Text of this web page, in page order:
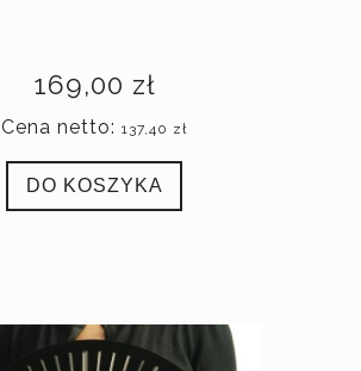
169,00 zł
Cena netto: 137,40 zł
DO KOSZYKA